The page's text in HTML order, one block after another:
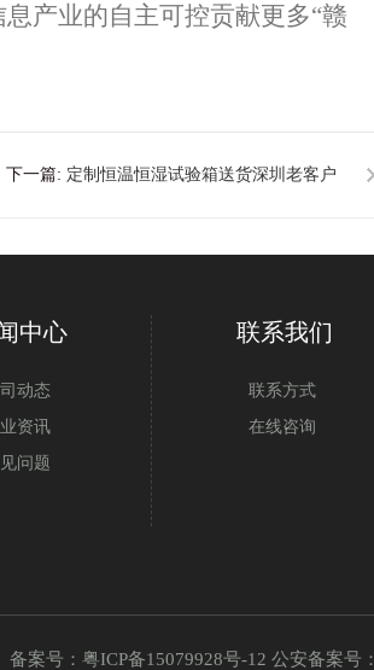
产业的自主可控贡献更多“赣
下一篇: 定制恒温恒湿试验箱送货深圳老客户
公司
中心
动态
资讯
问题
联系我们
联系方式
在线咨询
案号： 粤ICP备15079928号-12 公安备案号：